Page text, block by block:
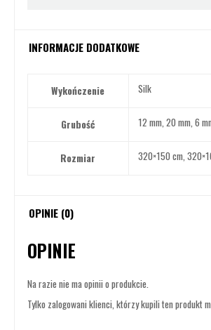
INFORMACJE DODATKOWE
Wykończenie Silk
Grubość 12 mm, 20 mm, 6
Rozmiar 320×150 cm,
OPINIE (0)
OPINIE
Na razie nie ma opinii o produkcie.
Tylko zalogowani klienci, którzy kupili ten produkt